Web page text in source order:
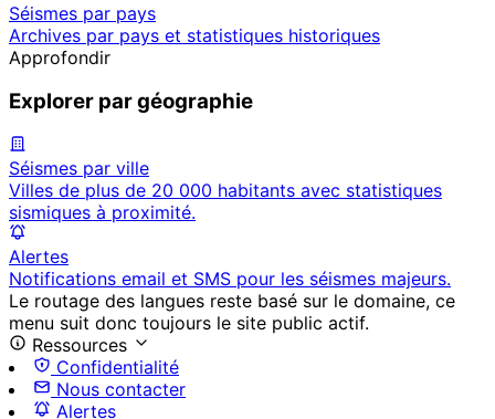
Séismes par pays
Archives par pays et statistiques historiques
Approfondir
Explorer par géographie
Séismes par ville
Villes de plus de 20 000 habitants avec statistiques
sismiques à proximité.
Alertes
Notifications email et SMS pour les séismes majeurs.
Le routage des langues reste basé sur le domaine, ce
menu suit donc toujours le site public actif.
Ressources
Confidentialité
Nous contacter
Alertes